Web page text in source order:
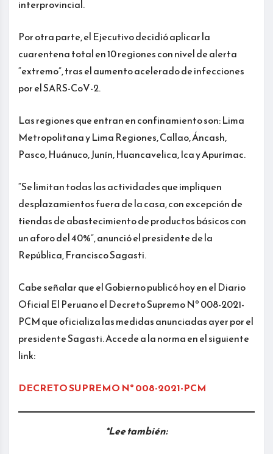
interprovincial.
Por otra parte, el Ejecutivo decidió aplicar la
cuarentena total en 10 regiones con nivel de alerta
“extremo”, tras el aumento acelerado de infecciones
por el SARS-CoV-2.
Las regiones que entran en confinamiento son: Lima
Metropolitana y Lima Regiones, Callao, Áncash,
Pasco, Huánuco, Junín, Huancavelica, Ica y Apurímac.
“Se limitan todas las actividades que impliquen
desplazamientos fuera de la casa, con excepción de
tiendas de abastecimiento de productos básicos con
un aforo del 40%”, anunció el presidente de la
República, Francisco Sagasti.
Cabe señalar que el Gobierno publicó hoy en el Diario
Oficial El Peruano el Decreto Supremo Nº 008-2021-
PCM que oficializa las medidas anunciadas ayer por el
presidente Sagasti. Accede a la norma en el siguiente
link:
DECRETO SUPREMO Nº 008-2021-PCM
*Lee también: